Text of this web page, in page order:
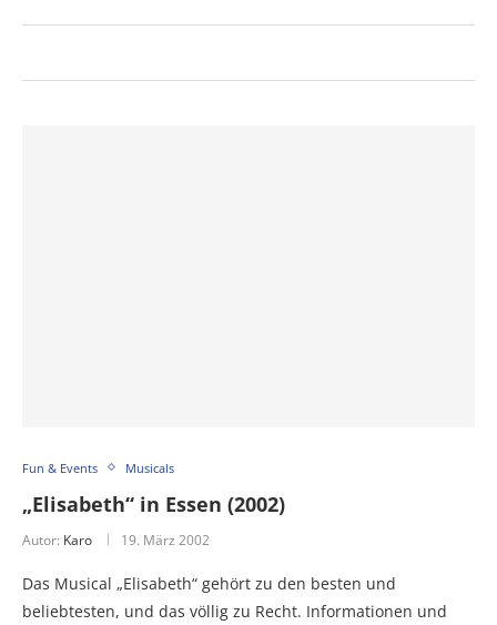
Fun & Events Musicals
„Elisabeth“ in Essen (2002)
Autor: Karo 19. März 2002
Das Musical „Elisabeth“ gehört zu den besten und
beliebtesten, und das völlig zu Recht. Informationen und